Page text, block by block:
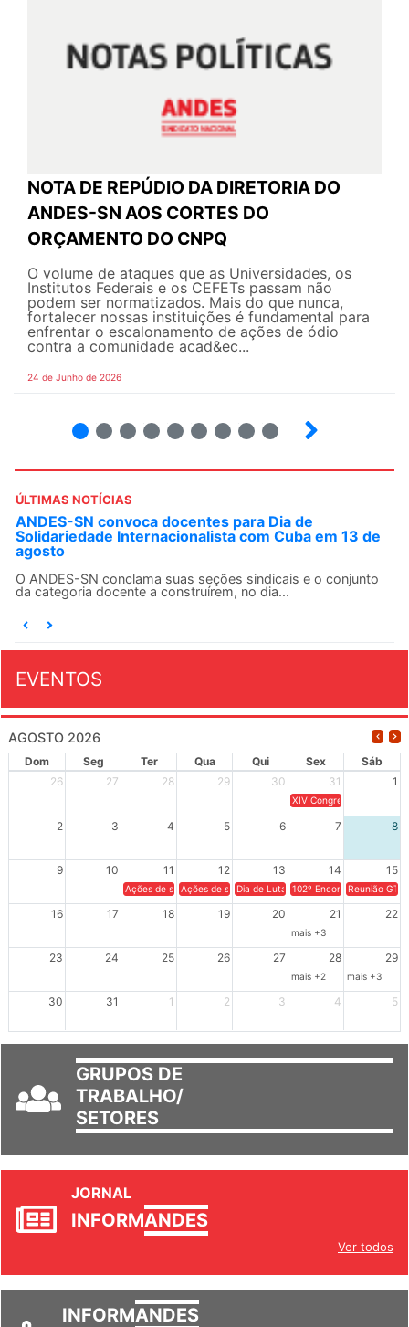
NOTA DE REPÚDIO DA DIRETORIA DO
ANDES-SN AOS CORTES DO
ORÇAMENTO DO CNPQ
O volume de ataques que as Universidades, os
Institutos Federais e os CEFETs passam não
podem ser normatizados. Mais do que nunca,
fortalecer nossas instituições é fundamental para
enfrentar o escalonamento de ações de ódio
contra a comunidade acad&ec...
24 de Junho de 2026
ÚLTIMAS NOTÍCIAS
ANDES-SN convoca docentes para Dia de
Solidariedade Internacionalista com Cuba em 13 de
agosto
O ANDES-SN conclama suas seções sindicais e o conjunto
da categoria docente a construírem, no dia...
EVENTOS
AGOSTO 2026
Dom Seg Ter Qua Qui Sex
Sáb
26
27 28 29 30 31 1
XIV Congresso Brasileiro
2 3 4 5 6 7 8
9 10 11 12 13 14 15
Ações de solidariedade a Cuba no Rio Grande do Sul - 100
Ações de solidariedade a Cuba no Rio Grande do
Dia de Luta em Defesa de Cuba e da
102º Encontro da
Reunião
16 17 18 19 20 21 22
mais +3
23 24 25 26 27 28 29
mais +2 mais +3
30 31 1 2 3 4 5
GRUPOS DE
TRABALHO/
SETORES
JORNAL
INFORMANDES
Ver todos
INFORMANDES